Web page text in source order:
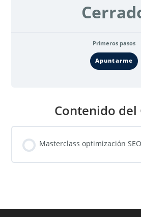
Primeros pasos
Apuntarme
Contenido del
Masterclass optimización